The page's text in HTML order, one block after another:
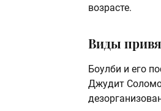
возрасте.
Виды
Боулби и его
Джудит